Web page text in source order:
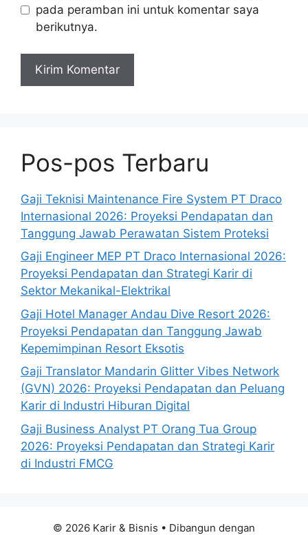
pada peramban ini untuk komentar saya
berikutnya.
Pos-pos Terbaru
Gaji Teknisi Maintenance Fire System PT Draco
Internasional 2026: Proyeksi Pendapatan dan
Tanggung Jawab Perawatan Sistem Proteksi
Gaji Engineer MEP PT Draco Internasional 2026:
Proyeksi Pendapatan dan Strategi Karir di
Sektor Mekanikal-Elektrikal
Gaji Hotel Manager Andau Dive Resort 2026:
Proyeksi Pendapatan dan Tanggung Jawab
Kepemimpinan Resort Eksotis
Gaji Translator Mandarin Glitter Vibes Network
(GVN) 2026: Proyeksi Pendapatan dan Peluang
Karir di Industri Hiburan Digital
Gaji Business Analyst PT Orang Tua Group
2026: Proyeksi Pendapatan dan Strategi Karir
di Industri FMCG
© 2026 Karir & Bisnis • Dibangun dengan